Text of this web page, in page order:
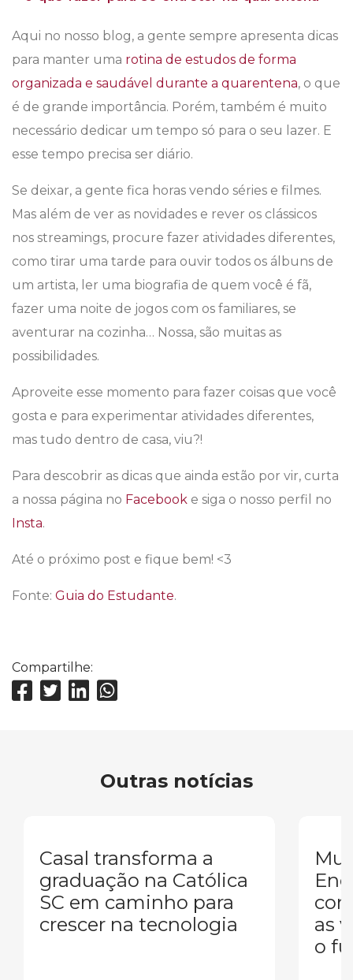
Aqui no nosso blog, a gente sempre apresenta dicas
para manter uma rotina de estudos de forma
organizada e saudável durante a quarentena, o que
é de grande importância. Porém, também é muito
necessário dedicar um tempo só para o seu lazer. E
esse tempo precisa ser diário.
Se deixar, a gente fica horas vendo séries e filmes.
Mas além de ver as novidades e rever os clássicos
nos streamings, procure fazer atividades diferentes,
como tirar uma tarde para ouvir todos os álbuns de
um artista, ler uma biografia de quem você é fã,
fazer uma noite de jogos com os familiares, se
aventurar na cozinha… Nossa, são muitas as
possibilidades.
Aproveite esse momento para fazer coisas que você
gosta e para experimentar atividades diferentes,
mas tudo dentro de casa, viu?!
Para descobrir as dicas que ainda estão por vir, curta
a nossa página no Facebook e siga o nosso perfil no
Insta.
Até o próximo post e fique bem! <3
Fonte: Guia do Estudante.
Compartilhe:
Outras notícias
Casal transforma a
graduação na Católica
SC em caminho para
crescer na tecnologia
as
o